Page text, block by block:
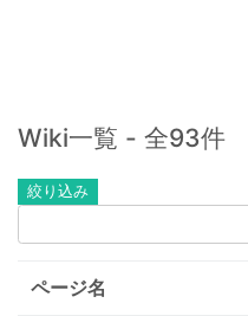
Wiki一覧 - 全93件
絞り込み
ページ名